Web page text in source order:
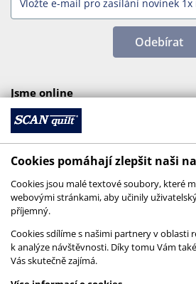
Odebírat
Jsme online
© 2026 SCANquilt - všechna
Cookies pomáhají zlepšit naši
Cookies jsou malé textové soubory, které
webovými stránkami, aby učinily
příjemný.
Cookies sdílíme s našimi partnery v oblasti
k analýze návštěvnosti. Díky tomu Vám
Vás skutečně zajímá.